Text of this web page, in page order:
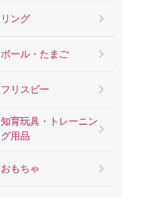
リング
ボール・たまご
フリスビー
知育玩具・トレーニン
グ用品
おもちゃ